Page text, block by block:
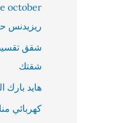
ريزيدنس
شقتك
هايد بارك
كهربائي